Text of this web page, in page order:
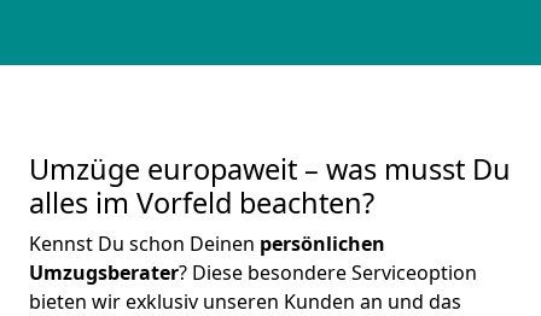
Umzüge europaweit – was musst Du
alles im Vorfeld beachten?
Kennst Du schon Deinen persönlichen
Umzugsberater? Diese besondere Serviceoption
bieten wir exklusiv unseren Kunden an und das